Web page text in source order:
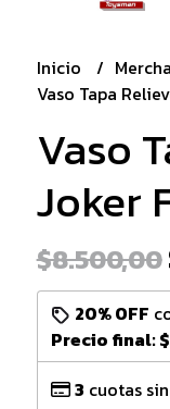
Inicio
Vaso Tapa
Vaso
Joker
$8.500,00
20% OFF
Precio final:
3 cuotas